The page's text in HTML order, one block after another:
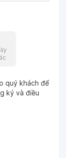
quý khách để
ký và điều